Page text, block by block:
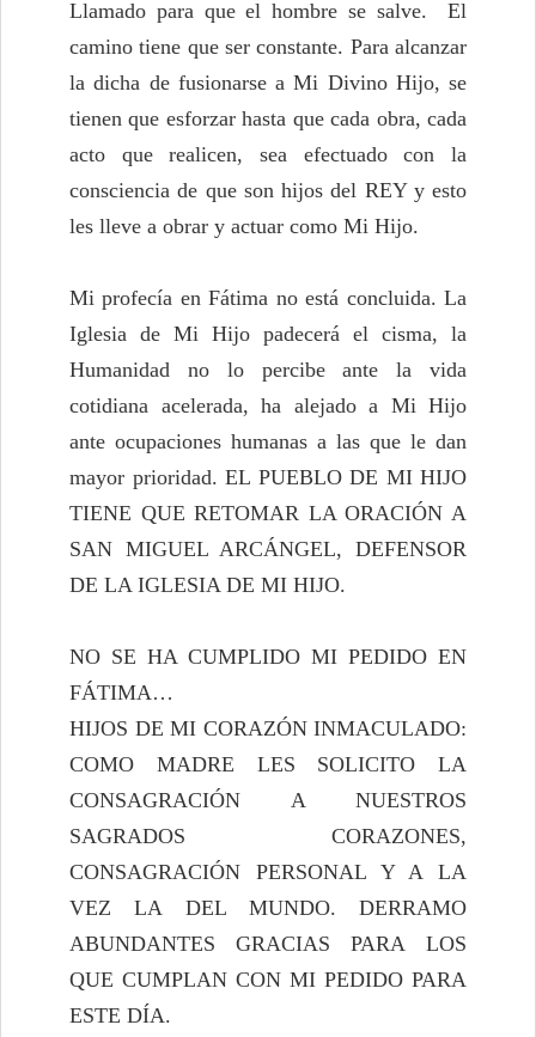
Llamado para que el hombre se salve. El
camino tiene que ser constante. Para alcanzar
la dicha de fusionarse a Mi Divino Hijo, se
tienen que esforzar hasta que cada obra, cada
acto que realicen, sea efectuado con la
consciencia de que son hijos del REY y esto
les lleve a obrar y actuar como Mi Hijo.
Mi profecía en Fátima no está concluida. La
Iglesia de Mi Hijo padecerá el cisma, la
Humanidad no lo percibe ante la vida
cotidiana acelerada, ha alejado a Mi Hijo
ante ocupaciones humanas a las que le dan
mayor prioridad. EL PUEBLO DE MI HIJO
TIENE QUE RETOMAR LA ORACIÓN A
SAN MIGUEL ARCÁNGEL, DEFENSOR
DE LA IGLESIA DE MI HIJO.
NO SE HA CUMPLIDO MI PEDIDO EN
FÁTIMA…
HIJOS DE MI CORAZÓN INMACULADO:
COMO MADRE LES SOLICITO LA
CONSAGRACIÓN A NUESTROS
SAGRADOS CORAZONES,
CONSAGRACIÓN PERSONAL Y A LA
VEZ LA DEL MUNDO. DERRAMO
ABUNDANTES GRACIAS PARA LOS
QUE CUMPLAN CON MI PEDIDO PARA
ESTE DÍA.